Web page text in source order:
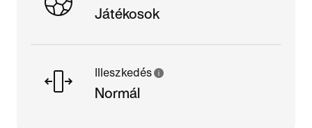
Játékosok
Illeszkedés
Normál